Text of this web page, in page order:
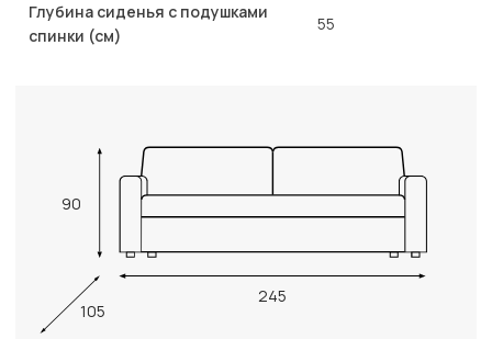
Глубина сиденья с подушками
спинки (см)
55
90
245
105